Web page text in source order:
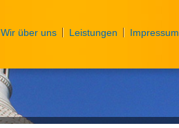
Wir über uns Leistungen Impressum